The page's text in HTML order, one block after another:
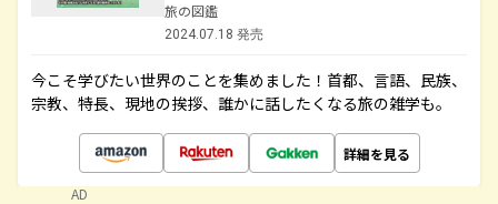
旅の図鑑
2024.07.18 発売
今こそ学びたい世界のことを集めました！首都、言語、民族、
宗教、特長、現地の挨拶、誰かに話したくなる旅の雑学も。
詳細を見る
AD